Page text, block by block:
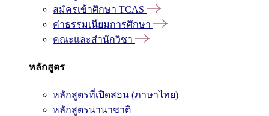
สมัครเข้าศึกษา TCAS
ค่าธรรมเนียมการศึกษา
คณะและสำนักวิชา
หลักสูตร
หลักสูตรที่เปิดสอน (ภาษาไทย)
หลักสูตรนานาชาติ